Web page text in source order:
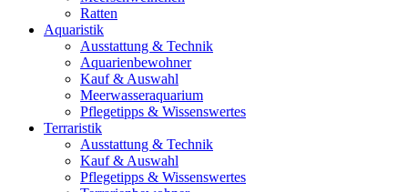
Ratten
Aquaristik
Ausstattung & Technik
Aquarienbewohner
Kauf & Auswahl
Meerwasseraquarium
Pflegetipps & Wissenswertes
Terraristik
Ausstattung & Technik
Kauf & Auswahl
Pflegetipps & Wissenswertes